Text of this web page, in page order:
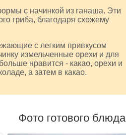
с начинкой из ганаша. Эти
гриба, благодаря схожему
с легким привкусом
измельченные орехи и для
нравится - какао, орехи и
а затем в какао.
Фото готового блюда